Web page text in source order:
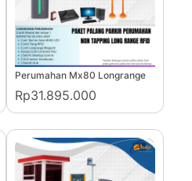
Perumahan Mx80 Longrange
Rp31.895.000